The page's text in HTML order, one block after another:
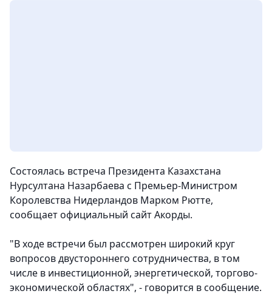
Состоялась встреча Президента Казахстана
Нурсултана Назарбаева с Премьер-Министром
Королевства Нидерландов Марком Рютте,
сообщает официальный сайт Акорды.
"В ходе встречи был рассмотрен широкий круг
вопросов двустороннего сотрудничества, в том
числе в инвестиционной, энергетической, торгово-
экономической областях", - говорится в сообщение.